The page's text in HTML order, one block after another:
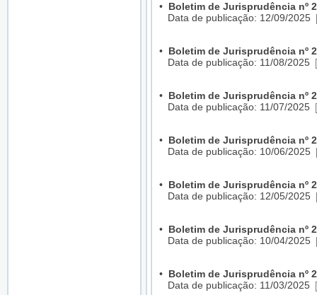
• Boletim de Jurisprudência nº
Data de publicação: 12/09/2025
• Boletim de Jurisprudência nº
Data de publicação: 11/08/2025
• Boletim de Jurisprudência nº
Data de publicação: 11/07/2025
• Boletim de Jurisprudência nº
Data de publicação: 10/06/2025
• Boletim de Jurisprudência nº
Data de publicação: 12/05/2025
• Boletim de Jurisprudência nº
Data de publicação: 10/04/2025
• Boletim de Jurisprudência nº
Data de publicação: 11/03/2025